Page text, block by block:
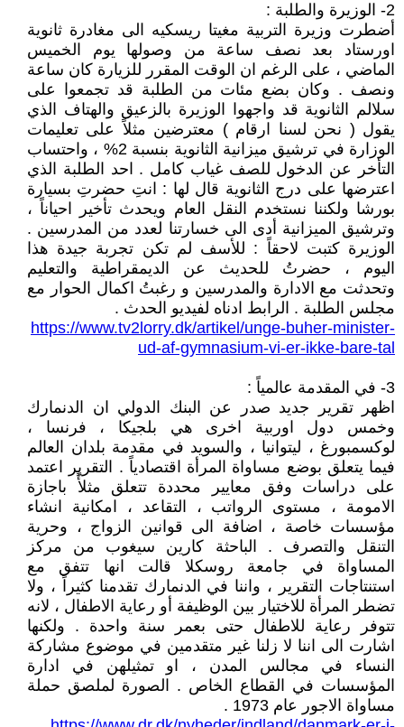
2- الوزيرة والطلبة :
أضطرت وزيرة التربية مغيتا ريسكيه الى مغادرة ثانوية
اورستاد بعد نصف ساعة من وصولها يوم الخميس
الماضي ، على الرغم ان الوقت المقرر للزيارة كان ساعة
ونصف . وكان بضع مئات من الطلبة قد تجمعوا على
سلالم الثانوية قد واجهوا الوزيرة بالزعيق والهتاف الذي
يقول ( نحن لسنا ارقام ) معترضين مثلاً على تعليمات
الوزارة في ترشيق ميزانية الثانوية بنسبة 2% ، واحتساب
التأخر عن الدخول للصف غياب كامل . احد الطلبة الذي
اعترضها على درج الثانوية قال لها : انتِ حضرتِ بسيارة
بورشا ولكننا نستخدم النقل العام ويحدث تأخير احياناً ،
وترشيق الميزانية أدى الى خسارتنا لعدد من المدرسين .
الوزيرة كتبت لاحقاً : للأسف لم تكن تجربة جيدة هذا
اليوم ، حضرتُ للحديث عن الديمقراطية والتعليم
وتحدثت مع الادارة والمدرسين و رغبتُ اكمال الحوار مع
مجلس الطلبة . الرابط ادناه لفيديو الحدث .
https://www.tv2lorry.dk/artikel/unge-buher-minister-
ud-af-gymnasium-vi-er-ikke-bare-tal
3- في المقدمة عالمياً :
اظهر تقرير جديد صدر عن البنك الدولي ان الدنمارك
وخمس دول اوربية اخرى هي بلجيكا ، فرنسا ،
لوكسمبورغ ، ليتوانيا ، والسويد في مقدمة بلدان العالم
فيما يتعلق بوضع مساواة المرأة اقتصادياً . التقرير اعتمد
على دراسات وفق معايير محددة تتعلق مثلأً باجازة
الامومة ، مستوى الرواتب ، التقاعد ، امكانية انشاء
مؤسسات خاصة ، اضافة الى قوانين الزواج ، وحرية
التنقل والتصرف . الباحثة كارين سيغوب من مركز
المساواة في جامعة روسكلا قالت انها تتفق مع
استنتاجات التقرير ، واننا في الدنمارك تقدمنا كثيراً ، ولا
تضطر المرأة للاختيار بين الوظيفة أو رعاية الاطفال ، لانه
تتوفر رعاية للاطفال حتى بعمر سنة واحدة . ولكنها
اشارت الى اننا لا زلنا غير متقدمين في موضوع مشاركة
النساء في مجالس المدن ، او تمثيلهن في ادارة
المؤسسات في القطاع الخاص . الصورة لملصق حملة
مساواة الاجور عام 1973 .